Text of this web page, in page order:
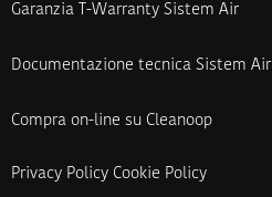
Garanzia T-Warranty Sistem Air
Documentazione tecnica Sistem Air
Compra on-line su Cleanoop
Privacy Policy Cookie Policy